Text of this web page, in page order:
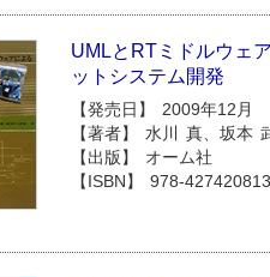
UMLとRTミドルウェ
ットシステム開発
【発売日】 2009年12月
【著者】 水川 真、坂本
【出版】 オーム社
【ISBN】 978-